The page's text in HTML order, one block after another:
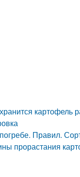
картофель
Правил.
прорастания